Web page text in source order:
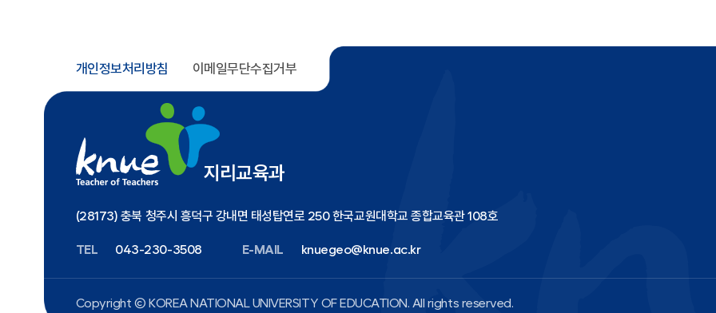
개인정보처리방침 이메일무단수집거부
지리교육과
(28173) 충북 청주시 흥덕구 강내면 태성탑연로 250 한국교원대학교 종합교육관 108호
TEL 043-230-3508 E-MAIL knuegeo@knue.ac.kr
Copyright ⓒ KOREA NATIONAL UNIVERSITY OF EDUCATION. All rights reserved.